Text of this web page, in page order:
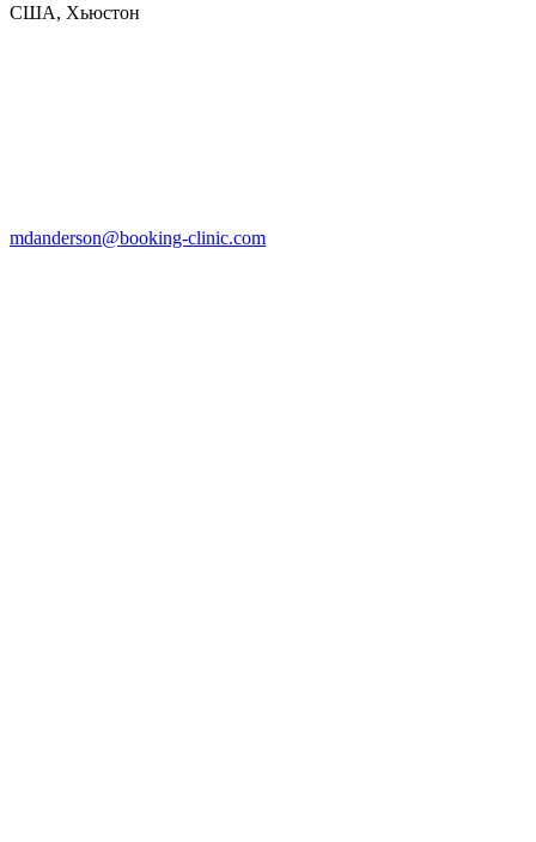
США, Хьюстон
mdanderson@booking-clinic.com